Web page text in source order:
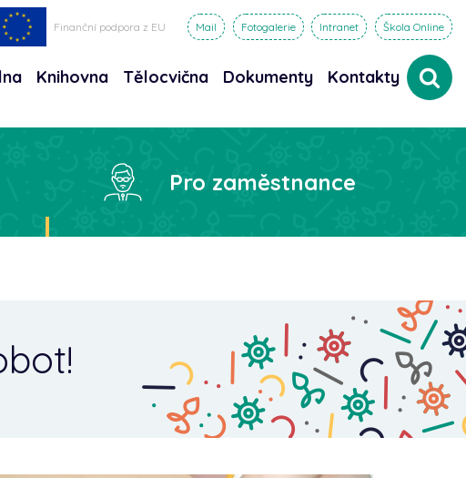
Finanční podpora z EU Mail Fotogalerie Intranet Škola Online
Knihovna Tělocvična Dokumenty Kontakty
Pro zaměstnance